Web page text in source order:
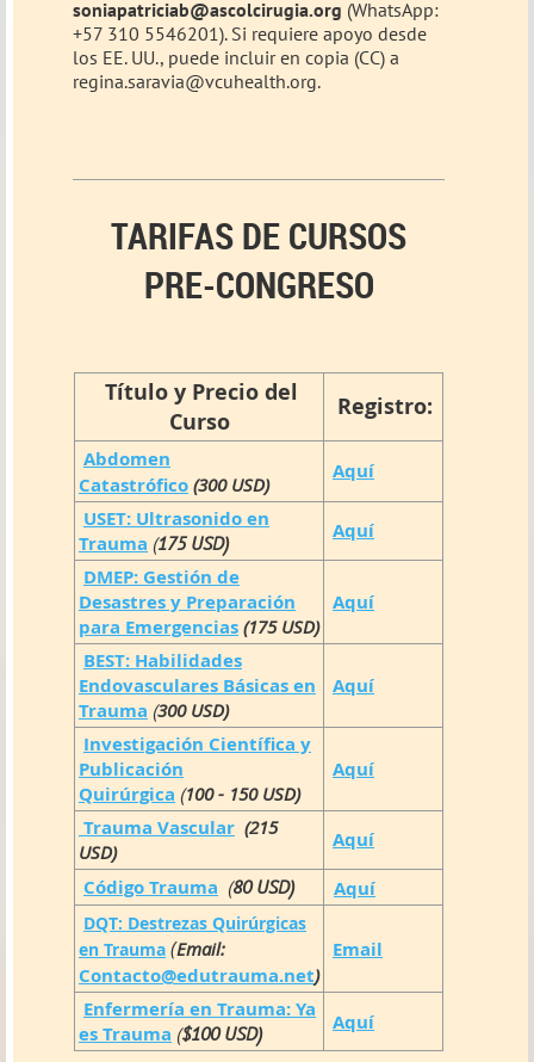
soniapatriciab@ascolcirugia.org (WhatsApp:
+57 310 5546201). Si requiere apoyo desde
los EE. UU., puede incluir en copia (CC) a
regina.saravia@vcuhealth.org.
TARIFAS DE CURSOS
PRE-CONGRESO
Título y Precio del
Curso
Registro:
Abdomen
Catastrófico (300 USD)
Aquí
USET: Ultrasonido en
Trauma (175 USD)
Aquí
DMEP: Gestión de
Desastres y Preparación
para Emergencias (175 USD)
Aquí
BEST: Habilidades
Endovasculares Básicas en
Trauma (300 USD)
Aquí
Investigación Científica y
Publicación
Quirúrgica (100 - 150 USD)
Aquí
Trauma Vascular (215
USD)
Aquí
Código Trauma (80 USD) Aquí
DQT: Destrezas Quirúrgicas
en Trauma (Email:
Contacto@edutrauma.net)
Email
Enfermería en Trauma: Ya
es Trauma ($100 USD) Aquí